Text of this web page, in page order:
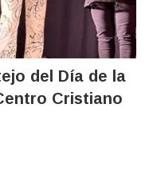
del Día de la
Cristiano